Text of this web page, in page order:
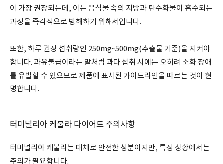
이 가장 권장되는데, 이는 음식물 속의 지방과 탄수화물이 흡수되는
과정을 즉각적으로 방해하기 위해서입니다.
또한, 하루 권장 섭취량인 250mg~500mg(추출물 기준)을 지켜야
합니다. 과유불급이라는 말처럼 과다 섭취 시에는 오히려 소화 장애
를 유발할 수 있으므로 제품에 표시된 가이드라인을 따르는 것이 현
명합니다.
터미널리아 케불라 다이어트 주의사항
터미널리아 케불라는 대체로 안전한 성분이지만, 특정 상황에서는
주의가 필요합니다.